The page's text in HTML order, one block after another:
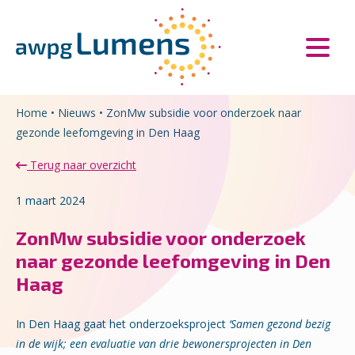
Home • Nieuws • ZonMw subsidie voor onderzoek naar
gezonde leefomgeving in Den Haag
Terug naar overzicht
1 maart 2024
ZonMw subsidie voor onderzoek
naar gezonde leefomgeving in Den
Haag
In Den Haag gaat het onderzoeksproject ‘Samen gezond bezig
in de wijk; een evaluatie van drie bewonersprojecten in Den